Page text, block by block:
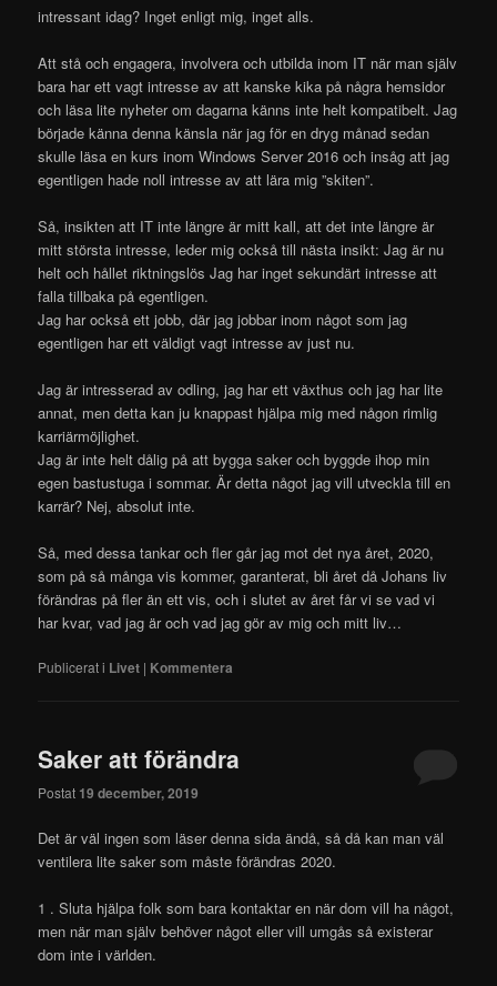
intressant idag? Inget enligt mig, inget alls.
Att stå och engagera, involvera och utbilda inom IT när man själv
bara har ett vagt intresse av att kanske kika på några hemsidor
och läsa lite nyheter om dagarna känns inte helt kompatibelt. Jag
började känna denna känsla när jag för en dryg månad sedan
skulle läsa en kurs inom Windows Server 2016 och insåg att jag
egentligen hade noll intresse av att lära mig ”skiten”.
Så, insikten att IT inte längre är mitt kall, att det inte längre är
mitt största intresse, leder mig också till nästa insikt: Jag är nu
helt och hållet riktningslös Jag har inget sekundärt intresse att
falla tillbaka på egentligen.
Jag har också ett jobb, där jag jobbar inom något som jag
egentligen har ett väldigt vagt intresse av just nu.
Jag är intresserad av odling, jag har ett växthus och jag har lite
annat, men detta kan ju knappast hjälpa mig med någon rimlig
karriärmöjlighet.
Jag är inte helt dålig på att bygga saker och byggde ihop min
egen bastustuga i sommar. Är detta något jag vill utveckla till en
karrär? Nej, absolut inte.
Så, med dessa tankar och fler går jag mot det nya året, 2020,
som på så många vis kommer, garanterat, bli året då Johans liv
förändras på fler än ett vis, och i slutet av året får vi se vad vi
har kvar, vad jag är och vad jag gör av mig och mitt liv…
Publicerat i Livet | Kommentera
Saker att förändra
Postat 19 december, 2019
Det är väl ingen som läser denna sida ändå, så då kan man väl
ventilera lite saker som måste förändras 2020.
1 . Sluta hjälpa folk som bara kontaktar en när dom vill ha något,
men när man själv behöver något eller vill umgås så existerar
dom inte i världen.